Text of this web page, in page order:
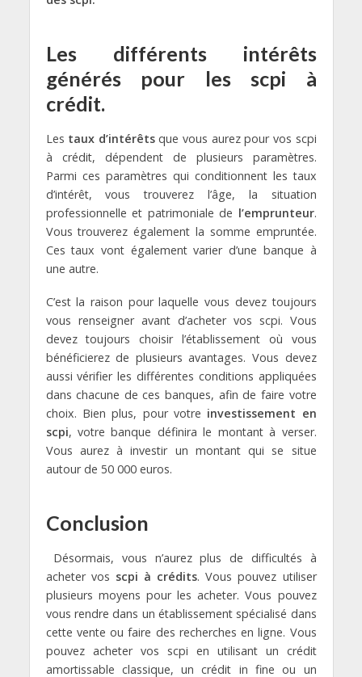
Les différents intérêts
générés pour les scpi à
crédit.
Les taux d’intérêtsque vous aurez pour vos scpi
à crédit, dépendent de plusieurs paramètres.
Parmi ces paramètres qui conditionnent les taux
d’intérêt, vous trouverez l’âge, la situation
professionnelle et patrimoniale de l’emprunteur.
Vous trouverez également la somme empruntée.
Ces taux vont également varier d’une banque à
une autre.
C’est la raison pour laquelle vous devez toujours
vous renseigner avant d’acheter vos scpi. Vous
devez toujours choisir l’établissement où vous
bénéficierez de plusieurs avantages. Vous devez
aussi vérifier les différentes conditions appliquées
dans chacune de ces banques, afin de faire votre
choix. Bien plus, pour votre investissement en
scpi, votre banque définira le montant à verser.
Vous aurez à investir un montant qui se situe
autour de 50 000 euros.
Conclusion
Désormais, vous n’aurez plus de difficultés à
acheter vos scpi à crédits. Vous pouvez utiliser
plusieurs moyens pour les acheter. Vous pouvez
vous rendre dans un établissement spécialisé dans
cette vente ou faire des recherches en ligne. Vous
pouvez acheter vos scpi en utilisant un crédit
amortissable classique, un crédit in fine ou un